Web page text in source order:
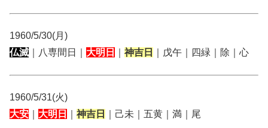
1960/5/30(月)
仏滅 ｜八専間日｜ 大明日 神吉日 ｜戊午｜四緑｜除｜心
1960/5/31(火)
大安
大明日 神吉日 ｜己未｜五黄｜満｜尾